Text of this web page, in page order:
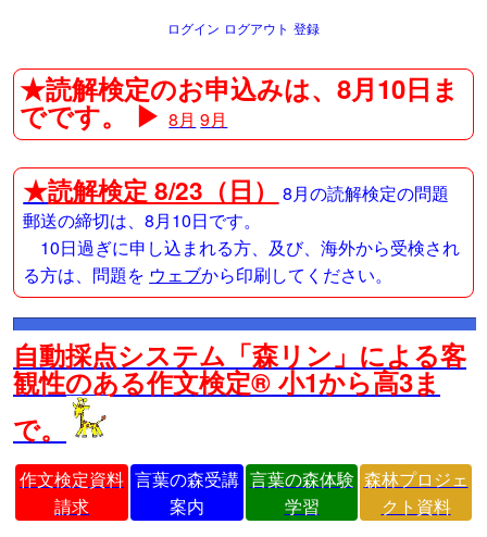
ログイン ログアウト 登録
★読解検定のお申込みは、8月10日ま
でです。 ▶8月 9月
★読解検定 8/23（日）
8月の読解検定の問題
郵送の締切は、8月10日です。
10日過ぎに申し込まれる方、及び、海外から受検され
る方は、問題を ウェブから印刷してください。
自動採点システム「森リン」による客
観性のある作文検定® 小1から高3ま
で。
作文検定資料
請求
言葉の森受講
案内
言葉の森体験
学習
森林プロジェ
クト資料